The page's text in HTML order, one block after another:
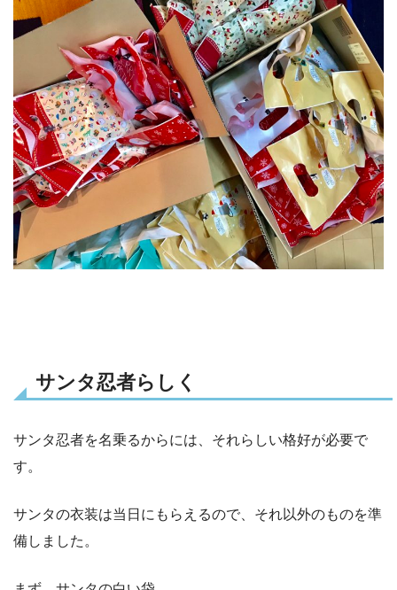
サンタ忍者らしく
サンタ忍者を名乗るからには、それらしい格好が必要で
す。
サンタの衣装は当日にもらえるので、それ以外のものを準
備しました。